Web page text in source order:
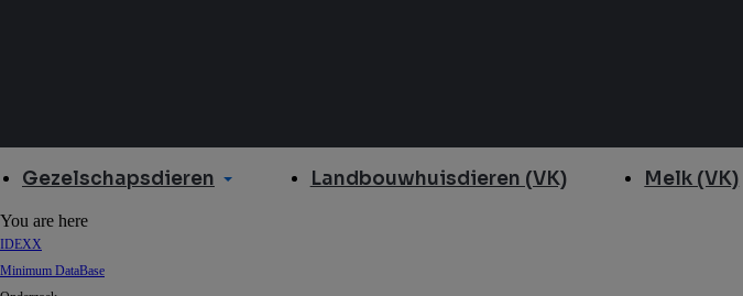
Gezelschapsdieren Landbouwhuisdieren (VK) Melk (VK)
You are here
IDEXX
Minimum DataBase